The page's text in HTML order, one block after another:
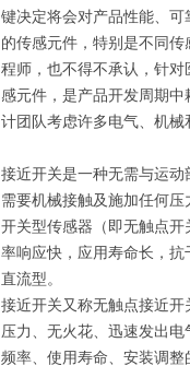
键决定将会对产品性能、
的传感元件，特别是不同
程师，也不得不承认，针
感元件，是产品开发周期
计团队考虑许多电气、机械
接近开关是一种无需与运
需要机械接触及施加任何
开关型传感器（即无触点
率响应快，应用寿命长，
直流型。
接近开关又称无触点接近
压力、无火花、迅速发出
频率、使用寿命、安装调